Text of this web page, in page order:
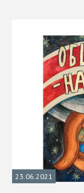
23.06.2021